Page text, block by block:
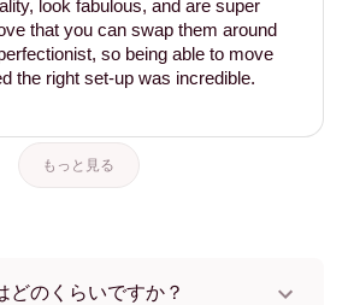
look fabulous, and are super
that you can swap them around
so being able to move
the right set-up was incredible.
もっと見る
どのくらいですか？